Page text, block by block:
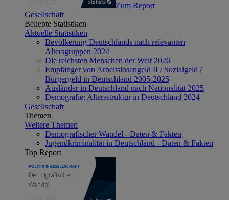
Zum Report
Gesellschaft
Beliebte Statistiken
Aktuelle Statistiken
Bevölkerung Deutschlands nach relevanten
Altersgruppen 2024
Die reichsten Menschen der Welt 2026
Empfänger von Arbeitslosengeld II / Sozialgeld /
Bürgergeld in Deutschland 2005-2025
Ausländer in Deutschland nach Nationalität 2025
Demografie: Altersstruktur in Deutschland 2024
Gesellschaft
Themen
Weitere Themen
Demografischer Wandel - Daten & Fakten
Jugendkriminalität in Deutschland - Daten & Fakten
Top Report